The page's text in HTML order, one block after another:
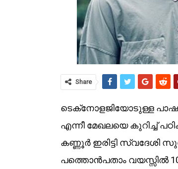
Share
ടെക്‌നോളജിയോടുള്ള
എന്നീ മേഖലയെ കുറിച്ച്
കണ്ണൂർ ഇരിട്ടി സ്വദേശി
പത്തൊൻപതാം വയസ്സിൽ